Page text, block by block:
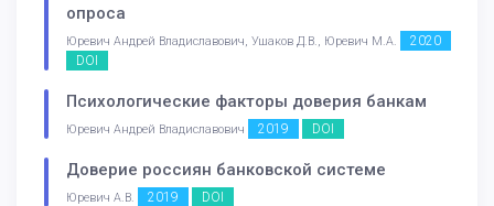
опроса
Юревич Андрей Владиславович, Ушаков Д.В., Юревич М.А.
2020
DOI
Психологические факторы доверия банкам
Юревич Андрей Владиславович 2019 DOI
Доверие россиян банковской системе
Юревич А.В. 2019 DOI